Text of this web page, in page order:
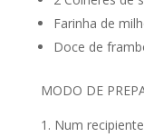
Farinha de
Doce de
MODO DE
Num